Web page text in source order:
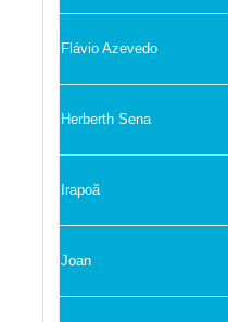
Flávio Azevedo
Herberth Sena
Irapoã
Joan